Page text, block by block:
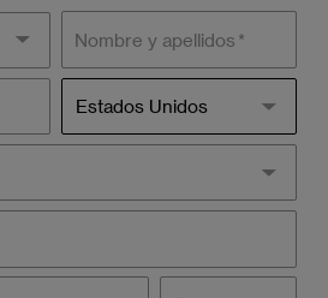
Nombre y apellidos
Estados Unidos